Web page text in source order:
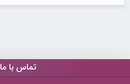
تماس با ما